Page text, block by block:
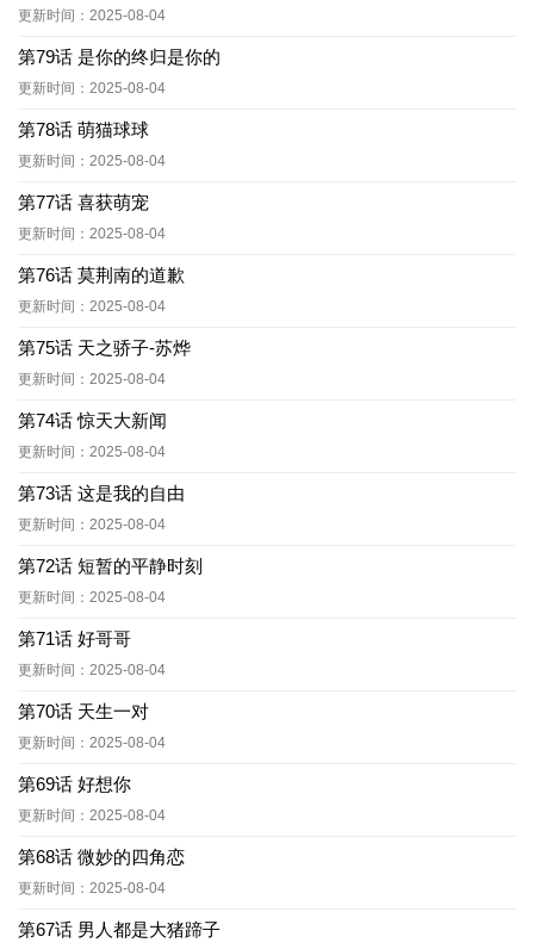
更新时间：2025-08-04
第79话 是你的终归是你的
更新时间：2025-08-04
第78话 萌猫球球
更新时间：2025-08-04
第77话 喜获萌宠
更新时间：2025-08-04
第76话 莫荆南的道歉
更新时间：2025-08-04
第75话 天之骄子-苏烨
更新时间：2025-08-04
第74话 惊天大新闻
更新时间：2025-08-04
第73话 这是我的自由
更新时间：2025-08-04
第72话 短暂的平静时刻
更新时间：2025-08-04
第71话 好哥哥
更新时间：2025-08-04
第70话 天生一对
更新时间：2025-08-04
第69话 好想你
更新时间：2025-08-04
第68话 微妙的四角恋
更新时间：2025-08-04
第67话 男人都是大猪蹄子